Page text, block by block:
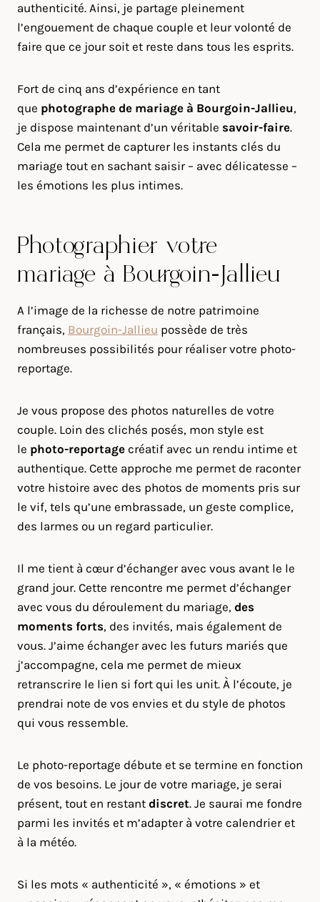
authenticité. Ainsi, je partage pleinement
l’engouement de chaque couple et leur volonté de
faire que ce jour soit et reste dans tous les esprits.
Fort de cinq ans d’expérience en tant
que photographe de mariage à Bourgoin-Jallieu,
je dispose maintenant d’un véritable savoir-faire.
Cela me permet de capturer les instants clés du
mariage tout en sachant saisir – avec délicatesse –
les émotions les plus intimes.
Photographier votre
mariage à Bourgoin-Jallieu
A l’image de la richesse de notre patrimoine
français, Bourgoin-Jallieu possède de très
nombreuses possibilités pour réaliser votre photo-
reportage.
Je vous propose des photos naturelles de votre
couple. Loin des clichés posés, mon style est
le photo-reportage créatif avec un rendu intime et
authentique. Cette approche me permet de raconter
votre histoire avec des photos de moments pris sur
le vif, tels qu’une embrassade, un geste complice,
des larmes ou un regard particulier.
Il me tient à cœur d’échanger avec vous avant le le
grand jour. Cette rencontre me permet d’échanger
avec vous du déroulement du mariage, des
moments forts, des invités, mais également de
vous. J’aime échanger avec les futurs mariés que
j’accompagne, cela me permet de mieux
retranscrire le lien si fort qui les unit. À l’écoute, je
prendrai note de vos envies et du style de photos
qui vous ressemble.
Le photo-reportage débute et se termine en fonction
de vos besoins. Le jour de votre mariage, je serai
présent, tout en restant discret. Je saurai me fondre
parmi les invités et m’adapter à votre calendrier et
à la météo.
Si les mots « authenticité », « émotions » et